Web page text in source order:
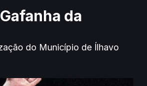
da
do Município de Ílhavo